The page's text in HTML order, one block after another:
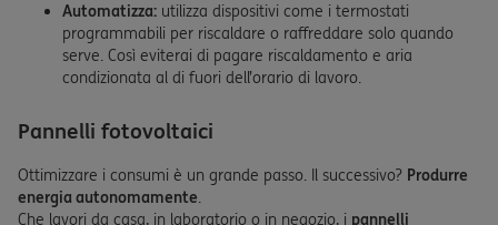
Automatizza: utilizza dispositivi come i termostati
programmabili per riscaldare o raffreddare solo quando
serve. Così eviterai di pagare riscaldamento e aria
condizionata al di fuori dell’orario di lavoro.
Pannelli fotovoltaici
Ottimizzare i consumi è un grande passo. Il successivo? Produrre
energia autonomamente.
Che lavori da casa, in laboratorio o in negozio, i pannelli